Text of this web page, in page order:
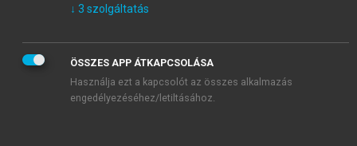
KIPRÓBÁLOM
↓ 3 szolgáltatás
ÖSSZES APP ÁTKAPCSOLÁSA
Használja ezt a kapcsolót az összes alkalmazás
engedélyezéséhez/letiltásához.